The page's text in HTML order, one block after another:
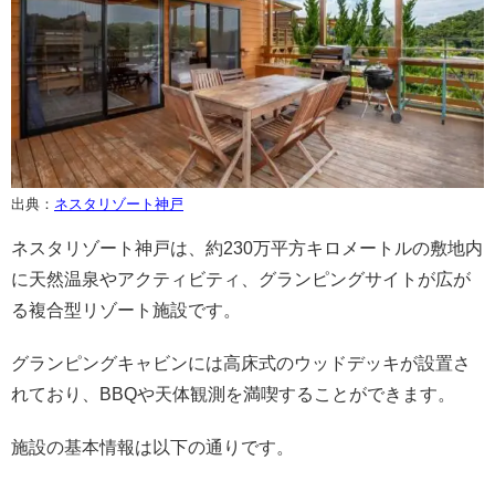
出典： ネスタリゾート神戸
ネスタリゾート神戸は、約230万平方キロメートルの敷地内
に天然温泉やアクティビティ、グランピングサイトが広が
る複合型リゾート施設です。
グランピングキャビンには高床式のウッドデッキが設置さ
れており、BBQや天体観測を満喫することができます。
施設の基本情報は以下の通りです。